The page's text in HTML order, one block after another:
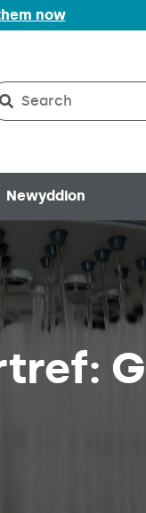
now
Search on Valleys
Search
Newyddion